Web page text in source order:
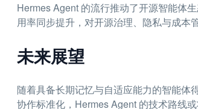
Hermes Agent 的流行推动了开源智能体
用率同步提升，对开源治理、隐私与成本
未来展望
随着具备长期记忆与自适应能力的智能体
协作标准化，Hermes Agent 的技术路线